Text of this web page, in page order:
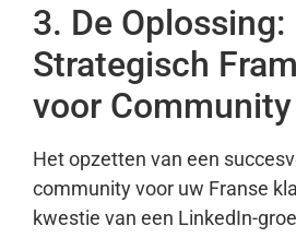
3. De Oplossing:
Strategisch
voor
Het opzetten van een
community voor uw Franse
kwestie van een LinkedIn-